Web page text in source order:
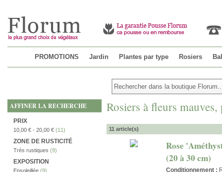
PROMOTIONS Jardin Plantes par type Rosiers
AFFINER LA RECHERCHE
PRIX
10,00 € - 20,00 € (11)
ZONE DE RUSTICITÉ
Très rustiques (9)
EXPOSITION
Ensoleillée (9)
Rosiers à fleurs
11 article(s)
Rose
(20 à 30 cm)
Conditionnement :